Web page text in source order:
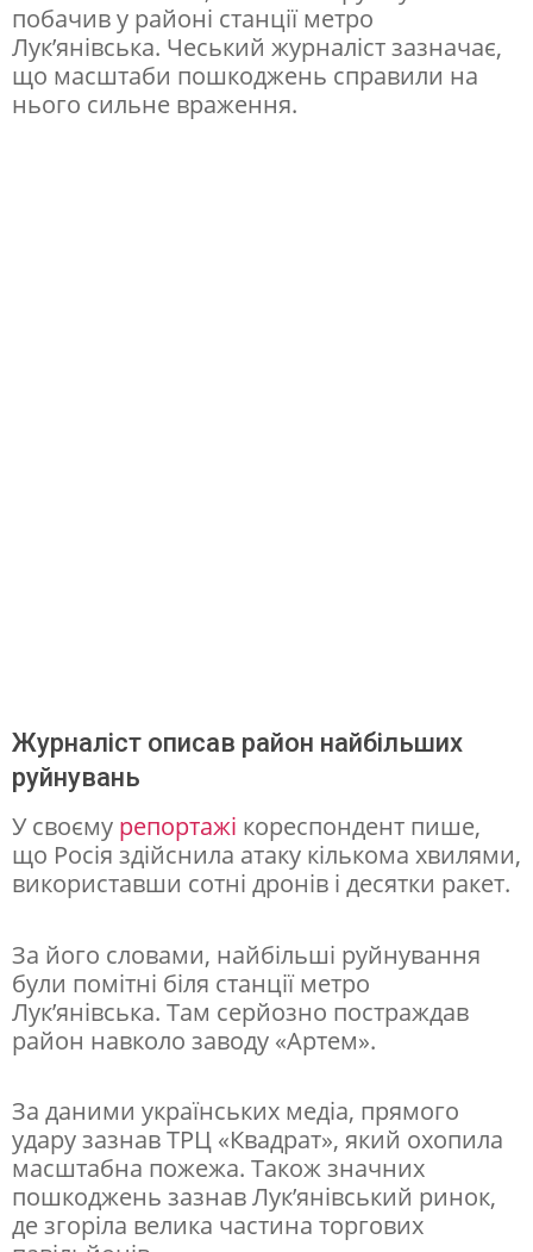
п
о
в
и
в
е
у
X
I
с
т
л
і
т
т
побачив у районі станції метро
Лук’янівська. Чеський журналіст зазначає,
що масштаби пошкоджень справили на
нього сильне враження.
Журналіст описав район найбільших
руйнувань
У своєму репортажі кореспондент пише,
що Росія здійснила атаку кількома хвилями,
використавши сотні дронів і десятки ракет.
За його словами, найбільші руйнування
були помітні біля станції метро
Лук’янівська. Там серйозно постраждав
район навколо заводу «Артем».
За даними українських медіа, прямого
удару зазнав ТРЦ «Квадрат», який охопила
масштабна пожежа. Також значних
пошкоджень зазнав Лук’янівський ринок,
де згоріла велика частина торгових